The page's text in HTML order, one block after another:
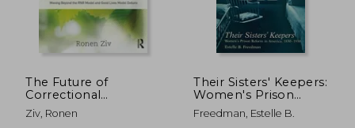
40%
dcto.
$ 436.89
$ 262.13
45%
dcto.
The Future of
Correctional
Rehabilitation:
Moving Beyond the
Ziv, Ronen
Their Sisters' Keepers:
Women's Prison
Reform in America,
1830-1930 (en Inglés)
Freedman, Estelle B.